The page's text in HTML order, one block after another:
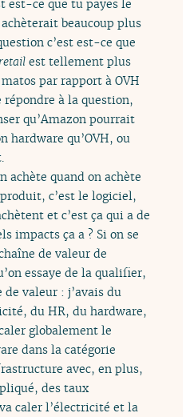
est-ce que tu payes le
beaucoup plus
c’est est-ce que
retail est tellement plus
par rapport à OVH
répondre à la question,
qu’Amazon pourrait
hardware qu’OVH, ou
achète quand on achète
c’est le logiciel,
et c’est ça qui a de
impacts ça a ? Si on se
de valeur de
essaye de la qualifier,
valeur : j’avais du
du HR, du hardware,
globalement le
dans la catégorie
avec, en plus,
des taux
caler l’électricité et la